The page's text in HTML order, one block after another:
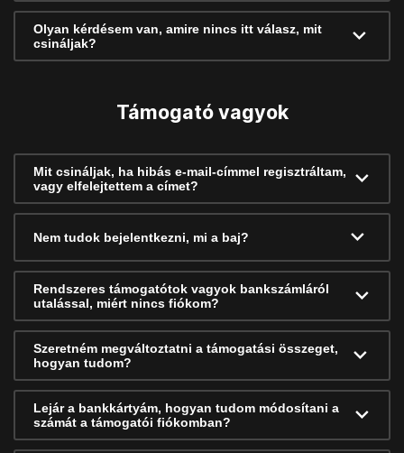
Olyan kérdésem van, amire nincs itt válasz, mit
csináljak?
Támogató vagyok
Mit csináljak, ha hibás e-mail-címmel regisztráltam,
vagy elfelejtettem a címet?
Nem tudok bejelentkezni, mi a baj?
Rendszeres támogatótok vagyok bankszámláról
utalással, miért nincs fiókom?
Szeretném megváltoztatni a támogatási összeget,
hogyan tudom?
Lejár a bankkártyám, hogyan tudom módosítani a
számát a támogatói fiókomban?